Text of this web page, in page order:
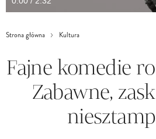
Strona główna Kultura
Fajne komedie
Zabawne,